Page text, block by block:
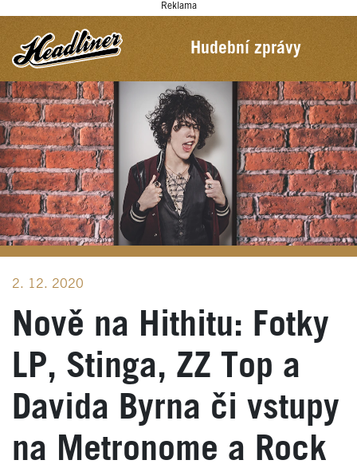
Reklama
Hudební zprávy
2. 12. 2020
Nově na Hithitu: Fotky
LP, Stinga, ZZ Top a
Davida Byrna či vstupy
na Metronome a Rock